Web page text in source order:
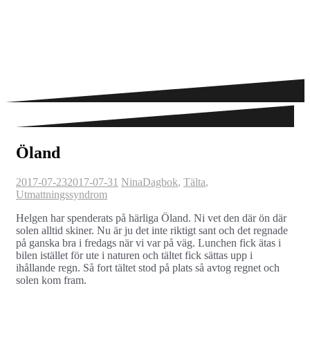
Öland
2017-07-232017-07-31 NinaDagbok, Tälta,
Utmattningssyndrom
Helgen har spenderats på härliga Öland. Ni vet den där ön där
solen alltid skiner. Nu är ju det inte riktigt sant och det regnade
på ganska bra i fredags när vi var på väg. Lunchen fick ätas i
bilen istället för ute i naturen och tältet fick sättas upp i
ihållande regn. Så fort tältet stod på plats så avtog regnet och
solen kom fram.